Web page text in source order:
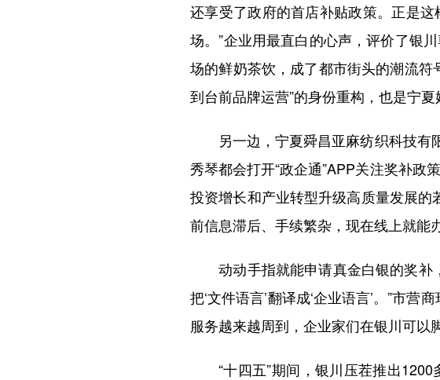
还享受了政府的首店补贴政策。正是
场。”企业用最直白的心声，评价了银
场的鲜奶茶饮，成了都市街头的潮流
到台前品牌运营”的身份重构，也是宁夏
另一边，宁夏舜昌亚麻纺织科技有
秀琴都会打开“政企通”APP关注奖补政
投资增长和产业转型升级高质量发展的
前信息滞后、手续繁杂，现在线上就能
动动手指就能申请真金白银的奖补
把‘文件语言’翻译成‘企业语言’。”市营
服务越来越周到，企业家们在银川可以
“十四五”期间，银川压茬推出1200